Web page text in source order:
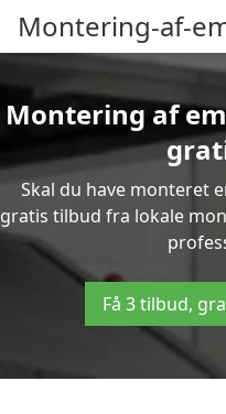
Montering-af-
Montering af
Skal du have monteret
gratis tilbud fra lokale
Få 3 tilbud,